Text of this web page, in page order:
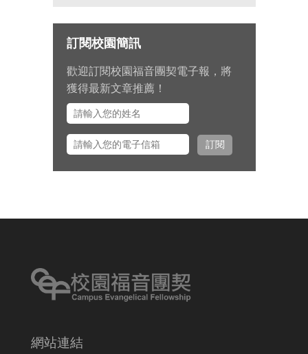
為節目內容的安排和報名推動禱
告。
九月 15 日至十月 2 日期間，總幹事
左心泰牧師將與團契部主任陳怡安
傳道、大學事工組主任田正平傳道
友並舉辦校園之友會，願主看顧出
訂閱校園簡訊
歡迎訂閱校園福音團契電子報，將
獲得最新文章推薦！
訂閱
網站連結